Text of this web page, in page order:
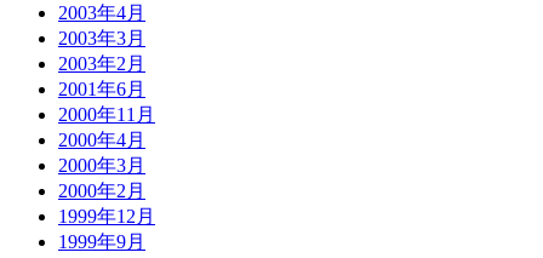
2003年4月
2003年3月
2003年2月
2001年6月
2000年11月
2000年4月
2000年3月
2000年2月
1999年12月
1999年9月